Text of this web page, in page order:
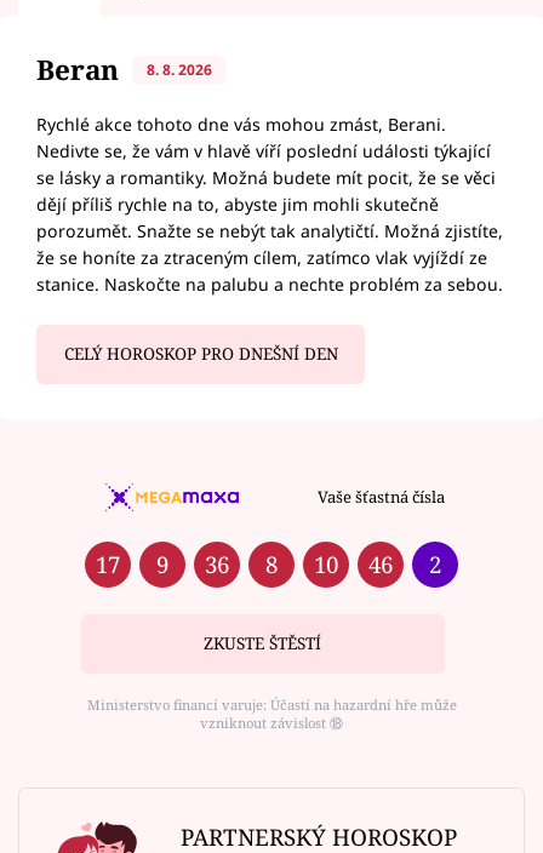
Beran 8. 8. 2026
Rychlé akce tohoto dne vás mohou zmást, Berani.
Nedivte se, že vám v hlavě víří poslední události týkající
se lásky a romantiky. Možná budete mít pocit, že se věci
dějí příliš rychle na to, abyste jim mohli skutečně
porozumět. Snažte se nebýt tak analytičtí. Možná zjistíte,
že se honíte za ztraceným cílem, zatímco vlak vyjíždí ze
stanice. Naskočte na palubu a nechte problém za sebou.
CELÝ HOROSKOP PRO DNEŠNÍ DEN
Vaše šťastná čísla
17 9 36 8 10 46 2
ZKUSTE ŠTĚSTÍ
Ministerstvo financí varuje: Účastí na hazardní hře může
vzniknout závislost ⑱
PARTNERSKÝ HOROSKOP